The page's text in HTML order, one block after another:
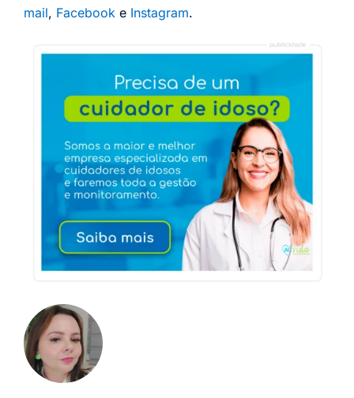
mail, Facebook e Instagram.